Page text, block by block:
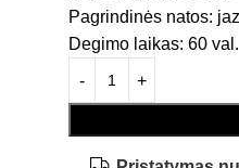
Pagrindinės natos:
Degimo laikas: 60 val.